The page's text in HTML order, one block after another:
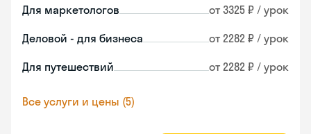
Для маркетологов от 3325 ₽ / урок
Деловой - для бизнеса от 2282 ₽ / урок
Для путешествий от 2282 ₽ / урок
Все услуги и цены (5)